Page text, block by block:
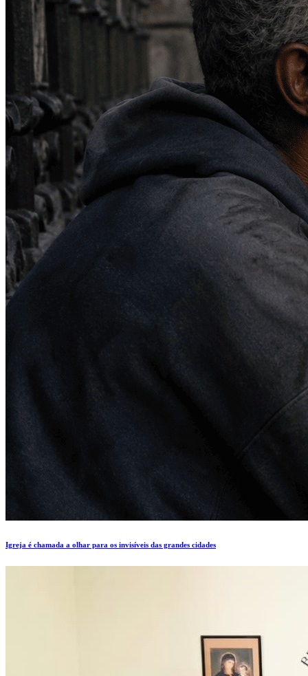
Igreja é chamada a olhar para os invisíveis das grandes cidades